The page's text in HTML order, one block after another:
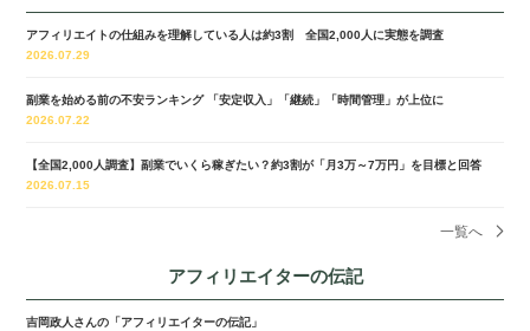
アフィリエイトの仕組みを理解している人は約3割 全国2,000人に実態を調査
2026.07.29
副業を始める前の不安ランキング 「安定収入」「継続」「時間管理」が上位に
2026.07.22
【全国2,000人調査】副業でいくら稼ぎたい？約3割が「月3万～7万円」を目標と回答
2026.07.15
一覧へ
アフィリエイターの伝記
吉岡政人さんの「アフィリエイターの伝記」